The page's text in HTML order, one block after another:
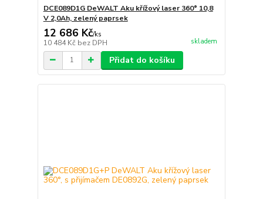
DCE089D1G DeWALT Aku křížový laser 360° 10,8
V 2,0Ah, zelený paprsek
12 686 Kč/ks
10 484 Kč bez DPH skladem
Přidat do košíku